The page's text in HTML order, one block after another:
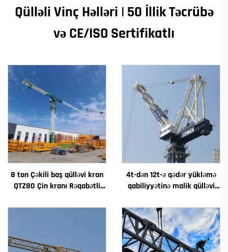
Qülləli Vinç Həlləri | 50 İllik Təcrübə
və CE/ISO Sertifikatlı
8 ton Çəkili baş qülləvi kran
QTZ80 Çin kranı Rəqabətli
4t-dən 12t-ə qədər yükləmə
qabiliyyətinə malik qülləvi
motorlaşdırıcı əsas